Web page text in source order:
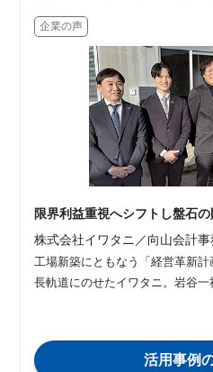
企業の声
限界利益重視へシフトし盤石の
株式会社イワタニ／向山会計事
工場新築にともなう「経営革新
長軌道にのせたイワタニ。岩谷一
活用事例